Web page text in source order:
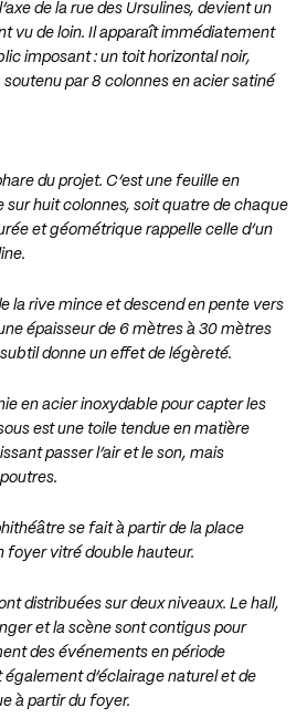
de la rue des Ursulines, devient un
vu de loin. Il apparaît immédiatement
imposant : un toit horizontal noir,
par 8 colonnes en acier satiné
du projet. C’est une feuille en
sur huit colonnes, soit quatre de chaque
et géométrique rappelle celle d’un
la rive mince et descend en pente vers
épaisseur de 6 mètres à 30 mètres
donne un effet de légèreté.
en acier inoxydable pour capter les
est une toile tendue en matière
passer l’air et le son, mais
se fait à partir de la place
foyer vitré double hauteur.
distribuées sur deux niveaux. Le hall,
et la scène sont contigus pour
des événements en période
d’éclairage naturel et de
à partir du foyer.